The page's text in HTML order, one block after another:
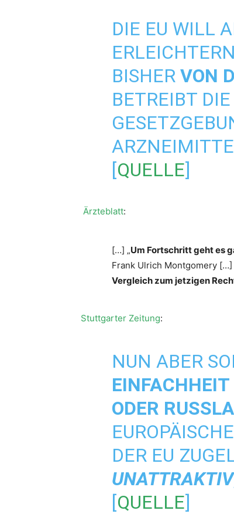
DIE EU WILL
BISHERVON
BETREIBT
[QUELLE]
Ärzteblatt:
[…] „Um Fortschritt geht es
Frank Ulrich Montgomery
Vergleich zum jetzigen
Stuttgarter Zeitung:
NUN ABER
ODER
DER EU
UNATTRAKTIV
[QUELLE]